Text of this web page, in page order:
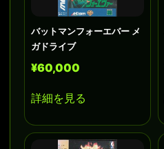
バットマンフォーエバー メ
ガドライブ
¥60,000
詳細を見る